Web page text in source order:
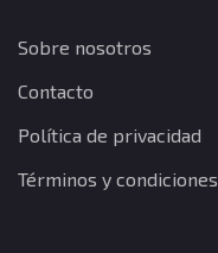
Sobre nosotros
Contacto
Política de privacidad
Términos y condiciones